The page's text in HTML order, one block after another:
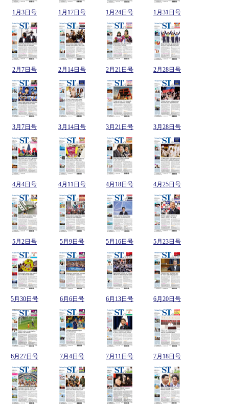
1月3日号 1月17日号 1月24日号 1月31日号
2月7日号 2月14日号 2月21日号 2月28日号
3月7日号 3月14日号 3月21日号 3月28日号
4月4日号 4月11日号 4月18日号 4月25日号
5月2日号 5月9日号 5月16日号 5月23日号
5月30日号 6月6日号 6月13日号 6月20日号
6月27日号 7月4日号 7月11日号 7月18日号